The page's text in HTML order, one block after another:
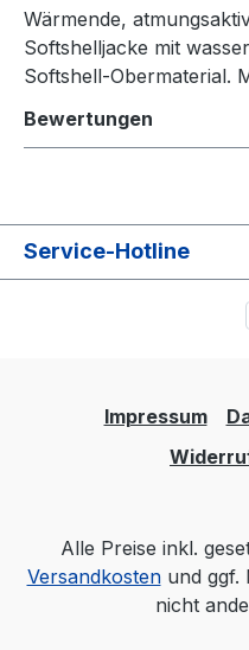
Wärmende,
Softshelljacke mit
Softshell-Obermaterial.
Bewertungen
Service-Hotline
Impressum
Alle Preise inkl.
Versandkostenund ggf.
nicht